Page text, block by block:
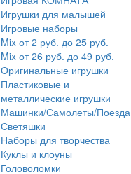
Игрушки для малышей
Игровые наборы
Mix от 2 руб. до 25 руб.
Mix от 26 руб. до 49 руб.
Оригинальные игрушки
Пластиковые и
металлические игрушки
Машинки/Самолеты/Поезда
Светяшки
Наборы для творчества
Куклы и клоуны
Головоломки